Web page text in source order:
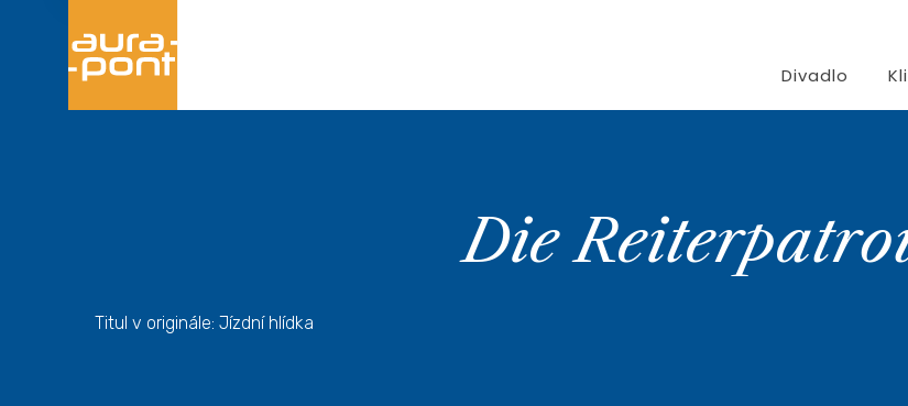
Divadlo
Die
Titul v originále: Jízdní hlídka